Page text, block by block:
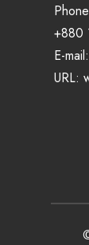
+880
E-
URL: